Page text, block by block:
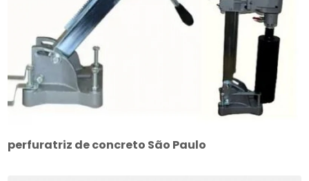
perfuratriz de concreto São Paulo